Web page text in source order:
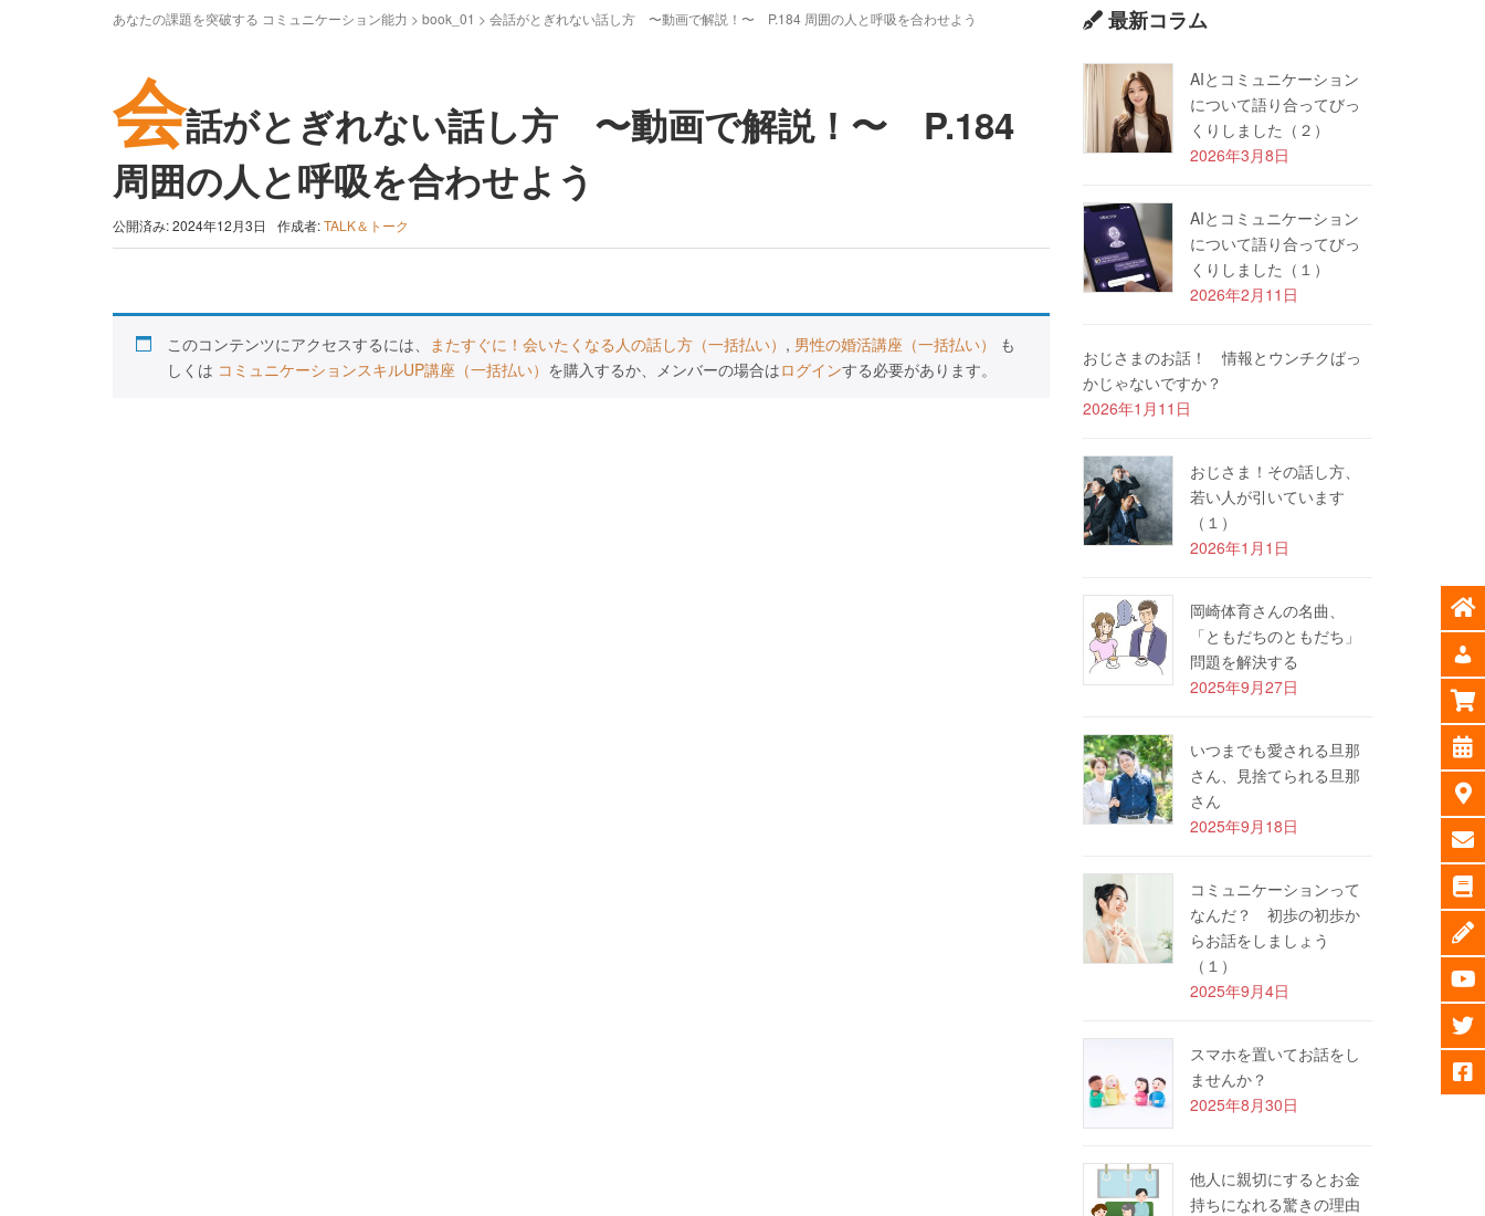
あなたの課題を突破する コミュニケーション能力 > book_01 > 会話がとぎれない話し方 〜動画で解説！〜 P.184 周囲の人と呼吸を合わせよう
会話がとぎれない話し方 〜動画で解説！〜 P.184
周囲の人と呼吸を合わせよう
公開済み: 2024年12月3日 作成者:TALK＆トーク
このコンテンツにアクセスするには、 またすぐに！会いたくなる人の話し方（一括払い） , 男性の婚活講座（一括払い）
も
しくは コミュニケーションスキルUP講座（一括払い） を購入するか、メンバーの場合はログインする必要があります。
最新コラム
AIとコミュニケーション
について語り合ってびっ
くりしました（２）
2026年3月8日
AIとコミュニケーション
について語り合ってびっ
くりしました（１）
2026年2月11日
おじさまのお話！ 情報とウンチクばっ
かじゃないですか？
2026年1月11日
おじさま！その話し方、
若い人が引いています
（１）
2026年1月1日
岡崎体育さんの名曲、
「ともだちのともだち」
問題を解決する
2025年9月27日
いつまでも愛される旦那
さん、見捨てられる旦那
さん
2025年9月18日
コミュニケーションって
なんだ？ 初歩の初歩か
らお話をしましょう
（１）
2025年9月4日
スマホを置いてお話をし
ませんか？
2025年8月30日
他人に親切にするとお金
持ちになれる驚きの理由